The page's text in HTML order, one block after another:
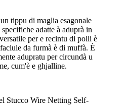
tippu di maglia esagonale
adatte à aduprà in
per e recintu di polli è
da furmà è di muffà. È
adupratu per circundà u
cum'è e ghjalline.